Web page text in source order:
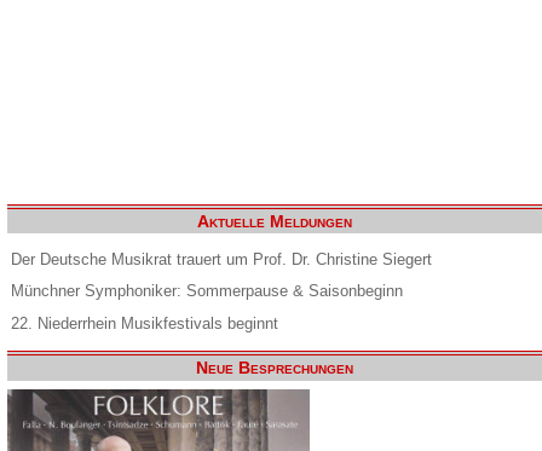
Aktuelle Meldungen
Der Deutsche Musikrat trauert um Prof. Dr. Christine Siegert
Münchner Symphoniker: Sommerpause & Saisonbeginn
22. Niederrhein Musikfestivals beginnt
Neue Besprechungen